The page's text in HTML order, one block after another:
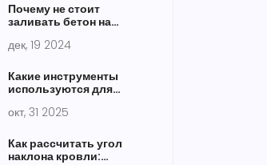
Почему не стоит
заливать бетон на
причины
дек, 19 2024
Какие инструменты
используются для
работ в строительстве
окт, 31 2025
Как рассчитать угол
наклона кровли: